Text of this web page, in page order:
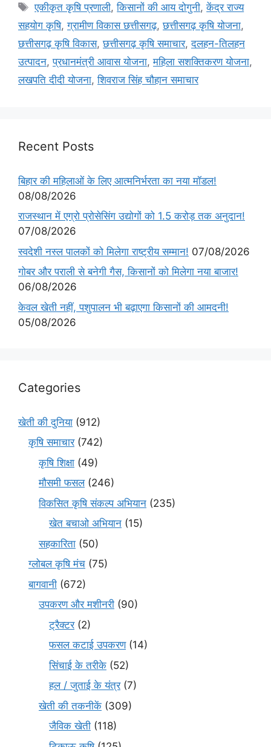
एकीकृत कृषि प्रणाली,किसानों की आय दोगुनी,केंद्र राज्य
सहयोग कृषि,ग्रामीण विकास छत्तीसगढ़,छत्तीसगढ़ कृषि योजना,
छत्तीसगढ़ कृषि विकास,छत्तीसगढ़ कृषि समाचार,दलहन-तिलहन
उत्पादन,प्रधानमंत्री आवास योजना,महिला सशक्तिकरण योजना,
लखपति दीदी योजना,शिवराज सिंह चौहान समाचार
Recent Posts
बिहार की महिलाओं के लिए आत्मनिर्भरता का नया मॉडल!
08/08/2026
राजस्थान में एग्रो प्रोसेसिंग उद्योगों को 1.5 करोड़ तक अनुदान!
07/08/2026
स्वदेशी नस्ल पालकों को मिलेगा राष्ट्रीय सम्मान! 07/08/2026
गोबर और पराली से बनेगी गैस, किसानों को मिलेगा नया बाजार!
06/08/2026
केवल खेती नहीं, पशुपालन भी बढ़ाएगा किसानों की आमदनी!
05/08/2026
Categories
खेती की दुनिया (912)
कृषि समाचार(742)
कृषि शिक्षा (49)
मौसमी फसल(246)
विकसित कृषि संकल्प अभियान (235)
खेत बचाओ अभियान (15)
सहकारिता (50)
ग्लोबल कृषि मंच (75)
बागवानी (672)
उपकरण और मशीनरी (90)
ट्रैक्टर(2)
फसल कटाई उपकरण(14)
सिंचाई के तरीके (52)
हल / जुताई के यंत्र(7)
खेती की तकनीकें (309)
जैविक खेती (118)